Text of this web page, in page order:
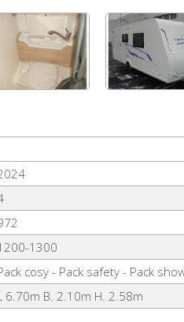
1300
cosy - Pack safety - Pack
6.70m B. 2.10m H. 2.58m